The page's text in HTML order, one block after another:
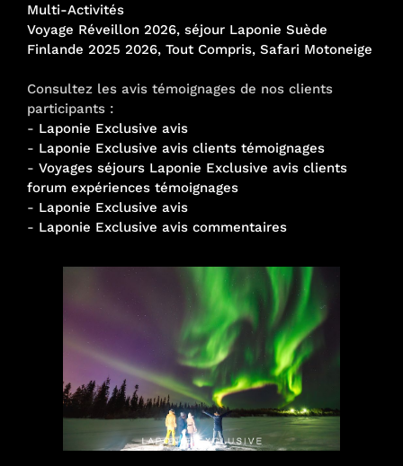
Multi-Activités
Voyage Réveillon 2026, séjour Laponie Suède
Finlande 2025 2026, Tout Compris, Safari Motoneige
Consultez les avis témoignages de nos clients
participants :
- Laponie Exclusive avis
- Laponie Exclusive avis clients témoignages
- Voyages séjours Laponie Exclusive avis clients
forum expériences témoignages
- Laponie Exclusive avis
- Laponie Exclusive avis commentaires